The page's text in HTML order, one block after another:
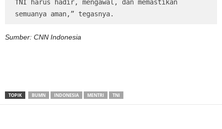
TNI harus hadir, mengawal, dan memastikan
semuanya aman,” tegasnya.
Sumber: CNN Indonesia
TOPIK BUMN INDONESIA MENTRI TNI